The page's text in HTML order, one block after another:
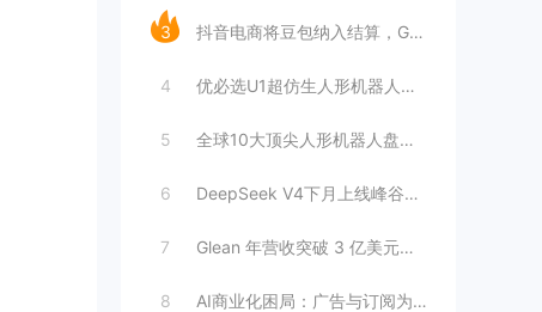
3 抖音电商将豆包纳入结算，GEO成交归因时
4 优必选U1超仿生人形机器人：情感陪伴AI
5 全球10大顶尖人形机器人盘点：工厂与家庭
6 DeepSeek V4下月上线峰谷定价，
7 Glean 年营收突破 3 亿美元，暴增
8 AI商业化困局：广告与订阅为何难以独立支